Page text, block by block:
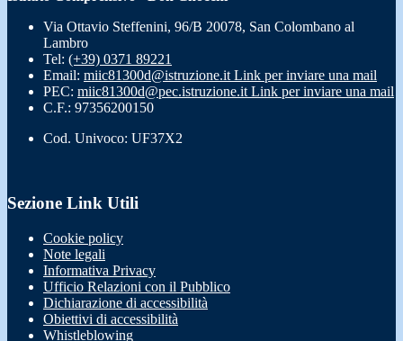
Via Ottavio Steffenini, 96/B 20078, San Colombano al
Lambro
Tel: (+39) 0371 89221
Email: miic81300d@istruzione.it Link per inviare una mail
PEC: miic81300d@pec.istruzione.it Link per inviare una mail
C.F.: 97356200150
Cod. Univoco: UF37X2
Sezione Link Utili
Cookie policy
Note legali
Informativa Privacy
Ufficio Relazioni con il Pubblico
Dichiarazione di accessibilità
Obiettivi di accessibilità
Whistleblowing